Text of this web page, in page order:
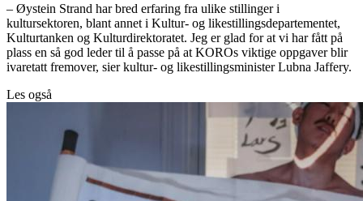
– Øystein Strand har bred erfaring fra ulike stillinger i
kultursektoren, blant annet i Kultur- og likestillingsdepartementet,
Kulturtanken og Kulturdirektoratet. Jeg er glad for at vi har fått på
plass en så god leder til å passe på at KOROs viktige oppgaver blir
ivaretatt fremover, sier kultur- og likestillingsminister Lubna Jaffery.
Les også